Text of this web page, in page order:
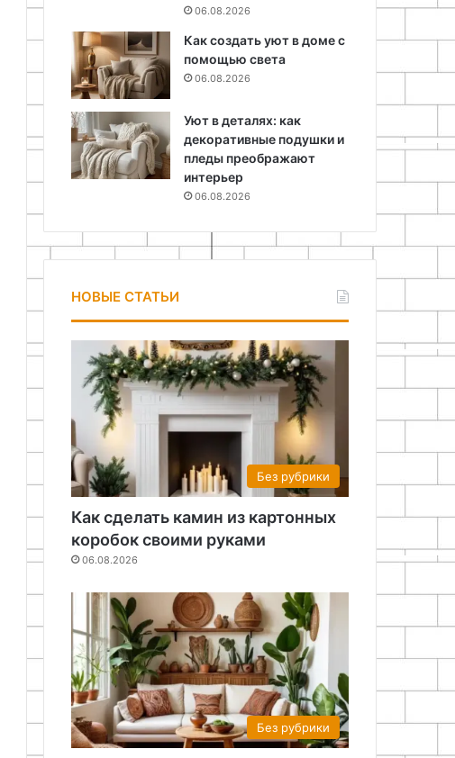
06.08.2026
Как создать уют в доме с
помощью света
06.08.2026
Уют в деталях: как
декоративные подушки и
пледы преображают
интерьер
06.08.2026
НОВЫЕ СТАТЬИ
Без рубрики
Как сделать камин из картонных
коробок своими руками
06.08.2026
Без рубрики